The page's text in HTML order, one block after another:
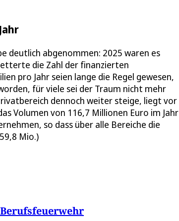
deutlich abgenommen: 2025 waren es
die Zahl der finanzierten
pro Jahr seien lange die Regel gewesen,
für viele sei der Traum nicht mehr
dennoch weiter steige, liegt vor
Volumen von 116,7 Millionen Euro im Jahr
so dass über alle Bereiche die
Mio.)